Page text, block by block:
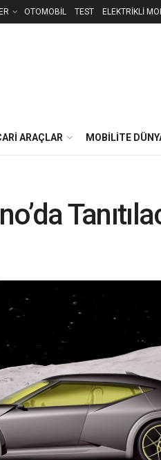
OTOMOBİL TEST ELEKTRİKLİ
ARAÇLAR MOBİLİTE